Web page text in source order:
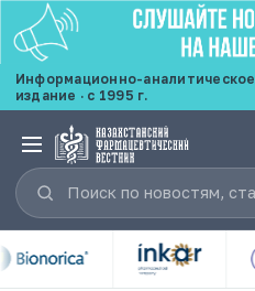
Информационно-аналитическое
издание · с 1995 г.